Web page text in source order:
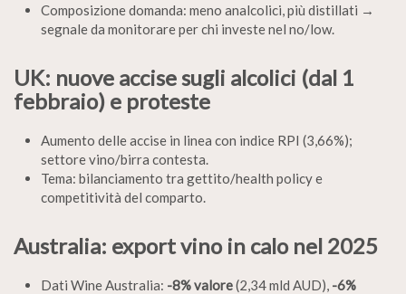
Composizione domanda: meno analcolici, più distillati →
segnale da monitorare per chi investe nel no/low.
UK: nuove accise sugli alcolici (dal 1
febbraio) e proteste
Aumento delle accise in linea con indice RPI (3,66%);
settore vino/birra contesta.
Tema: bilanciamento tra gettito/health policy e
competitività del comparto.
Australia: export vino in calo nel 2025
Dati Wine Australia: -8% valore(2,34 mld AUD), -6%